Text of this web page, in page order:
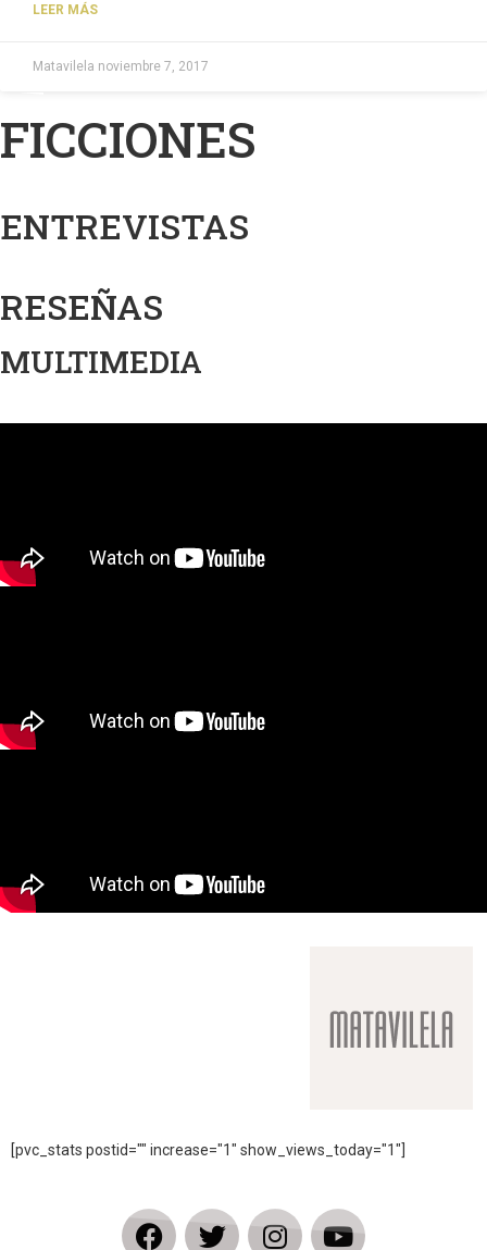
LEER MÁS
Matavilela noviembre 7, 2017
FICCIONES
ENTREVISTAS
RESEÑAS
MULTIMEDIA
[pvc_stats postid="" increase="1" show_views_today="1"]